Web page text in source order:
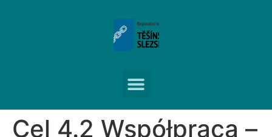
Cel 4.2 Współpraca –